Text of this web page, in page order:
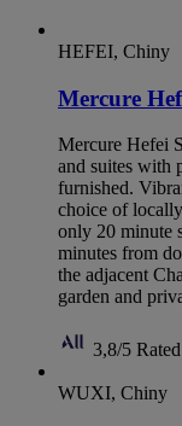
HEFEI, Chiny
Mercure
Mercure Hefei
and suites with
furnished.
choice of
only 20 minute
minutes from
the adjacent
garden and
3,8/5
WUXI, Chiny